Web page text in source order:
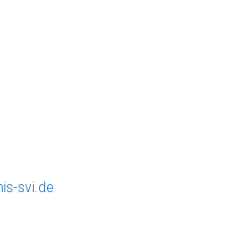
svi.de